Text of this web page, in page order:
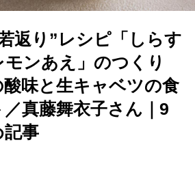
返り”レシピ「しらす
ンあえ」のつくり
味と生キャベツの食
真藤舞衣子さん｜9
記事